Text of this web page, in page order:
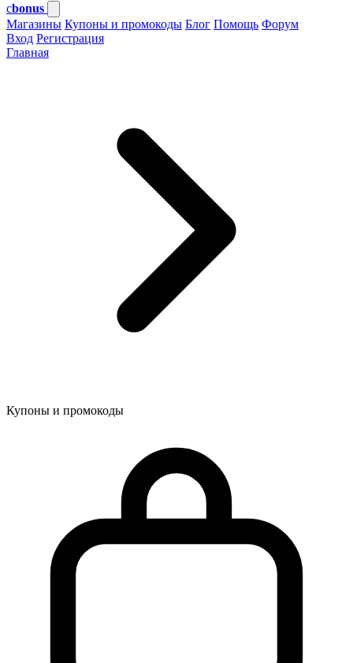
cbonus
Магазины Купоны и промокоды Блог Помощь Форум
Вход Регистрация
Главная
Купоны и промокоды